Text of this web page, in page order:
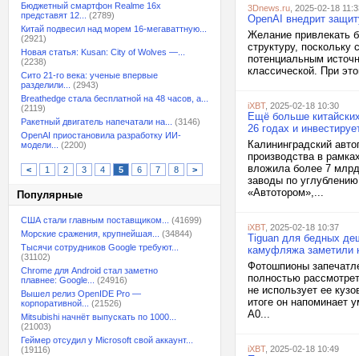
Бюджетный смартфон Realme 16x
представят 12...
(2789)
Китай подвесил над морем 16-мегаваттную...
(2921)
Новая статья: Kusan: City of Wolves —...
(2238)
Сито 21-го века: ученые впервые
разделили...
(2943)
Breathedge стала бесплатной на 48 часов, а...
(2119)
Ракетный двигатель напечатали на...
(3146)
OpenAI приостановила разработку ИИ-
модели...
(2200)
< 1 2 3 4 5 6 7 8 >
Популярные
США стали главным поставщиком...
(41699)
Морские сражения, крупнейшая...
(34844)
Тысячи сотрудников Google требуют...
(31102)
Chrome для Android стал заметно
плавнее: Google...
(24916)
Вышел релиз OpenIDE Pro —
корпоративной...
(21526)
Mitsubishi начнёт выпускать по 1000...
(21003)
Геймер отсудил у Microsoft свой аккаунт...
(19116)
3Dnews.ru , 2025-02-18
OpenAI внедрит
Желание привлекать
структуру, поскольку
потенциальным
классической. При
iXBT, 2025-02-18 10:30
Ещё больше
26 годах и
Калининградский
производства в
вложила более 7
заводы по
«Автотором»,...
iXBT, 2025-02-18 10:37
Tiguan для бедных
камуфляжа заметили
Фотошпионы
полностью
не использует ее
итоге он напоминает
A0...
iXBT, 2025-02-18 10:49